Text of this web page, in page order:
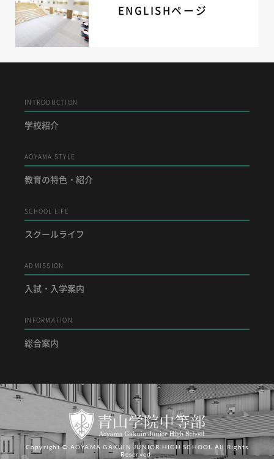
ご支援をお考えの方へ
いじめ防止対策
ENGLISHページ
個人情報保護への取り組み
採用情報
ENGLISHページ
INTRODUCTION
学校紹介
AOYAMA STYLE
教育の特色・紹介
SCHOOL LIFE
スクールライフ
ADMISSION
入試・入学案内
INFORMATION
総合案内
Copyright © AOYAMA GAKUIN JUNIOR HIGH SCHOOL All Rights
Reserved.